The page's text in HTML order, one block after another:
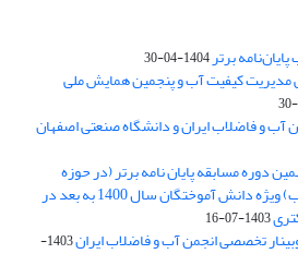
برتر1404-04-30
کیفیت آب و پنجمین همایش ملی
و فاضلاب ایران و دانشگاه صنعتی اصفهان
دوره مسابقه پایان نامه برتر (در حوزه
علوم و مهندسی آب و فاضلاب) ویژه دانش آموختگان سال 1400 به بعد در
1403-07-16
تخصصی انجمن آب و فاضلاب ایران
1403-